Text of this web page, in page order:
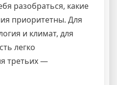
разобраться, какие
приоритетны. Для
и климат, для
легко
третьих —